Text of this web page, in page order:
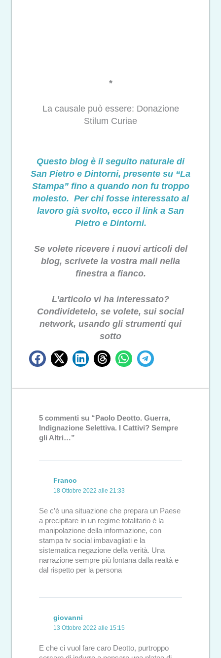
*
La causale può essere: Donazione
Stilum Curiae
Questo blog è il seguito naturale di
San Pietro e Dintorni, presente su “La
Stampa” fino a quando non fu troppo
molesto. Per chi fosse interessato al
lavoro già svolto, ecco il link a San
Pietro e Dintorni.
Se volete ricevere i nuovi articoli del
blog, scrivete la vostra mail nella
finestra a fianco.
L’articolo vi ha interessato?
Condividetelo, se volete, sui social
network, usando gli strumenti qui
sotto
5 commenti su “Paolo Deotto. Guerra,
Indignazione Selettiva. I Cattivi? Sempre
gli Altri…”
Franco
18 Ottobre 2022 alle 21:33
Se c’è una situazione che prepara un Paese
a precipitare in un regime totalitario è la
manipolazione della informazione, con
stampa tv social imbavagliati e la
sistematica negazione della verità. Una
narrazione sempre più lontana dalla realtà e
dal rispetto per la persona
giovanni
13 Ottobre 2022 alle 15:15
E che ci vuol fare caro Deotto, purtroppo